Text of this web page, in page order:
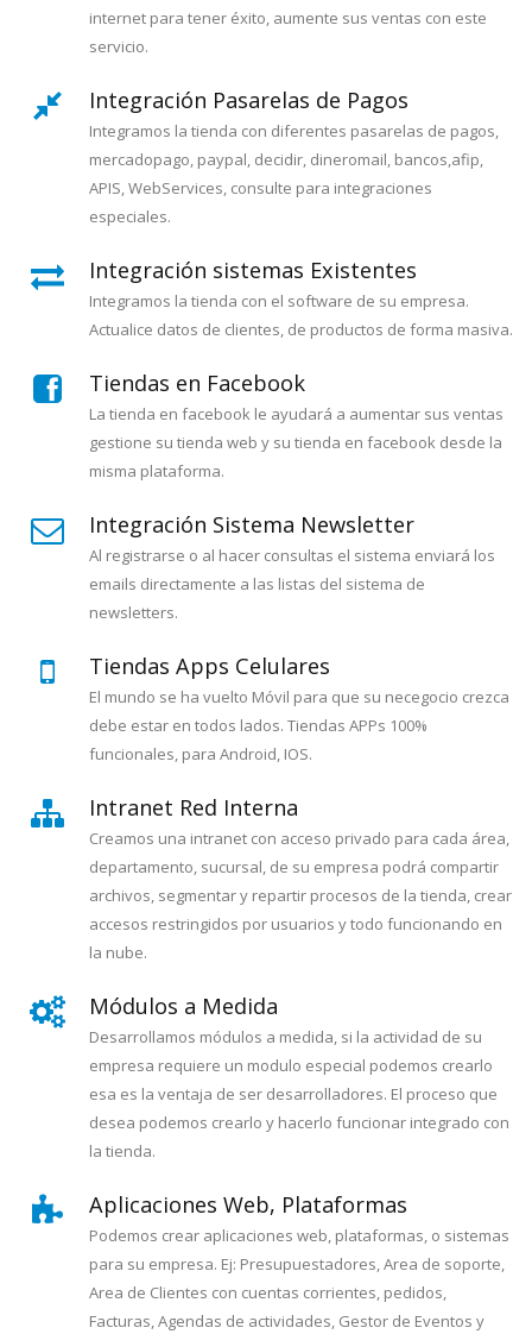
internet para tener éxito, aumente sus ventas con este
servicio.
Integración Pasarelas de Pagos
Integramos la tienda con diferentes pasarelas de pagos,
mercadopago, paypal, decidir, dineromail, bancos,afip,
APIS, WebServices, consulte para integraciones
especiales.
Integración sistemas Existentes
Integramos la tienda con el software de su empresa.
Actualice datos de clientes, de productos de forma masiva.
Tiendas en Facebook
La tienda en facebook le ayudará a aumentar sus ventas
gestione su tienda web y su tienda en facebook desde la
misma plataforma.
Integración Sistema Newsletter
Al registrarse o al hacer consultas el sistema enviará los
emails directamente a las listas del sistema de
newsletters.
Tiendas Apps Celulares
El mundo se ha vuelto Móvil para que su necegocio crezca
debe estar en todos lados. Tiendas APPs 100%
funcionales, para Android, IOS.
Intranet Red Interna
Creamos una intranet con acceso privado para cada área,
departamento, sucursal, de su empresa podrá compartir
archivos, segmentar y repartir procesos de la tienda, crear
accesos restringidos por usuarios y todo funcionando en
la nube.
Módulos a Medida
Desarrollamos módulos a medida, si la actividad de su
empresa requiere un modulo especial podemos crearlo
esa es la ventaja de ser desarrolladores. El proceso que
desea podemos crearlo y hacerlo funcionar integrado con
la tienda.
Aplicaciones Web, Plataformas
Podemos crear aplicaciones web, plataformas, o sistemas
para su empresa. Ej: Presupuestadores, Area de soporte,
Area de Clientes con cuentas corrientes, pedidos,
Facturas, Agendas de actividades, Gestor de Eventos y